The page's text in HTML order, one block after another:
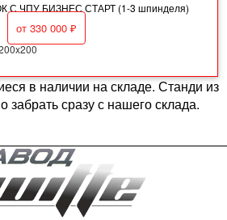
ЧПУ БИЗНЕС СТАРТ (1-3 шпинделя)
от 330 000 ₽
в наличии на складе. Станди из
забрать сразу с нашего склада.